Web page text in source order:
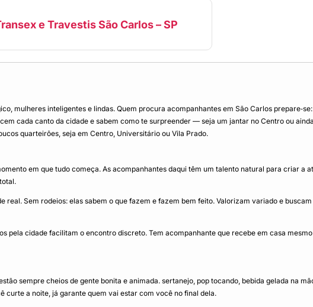
e Travestis São Carlos – SP
mulheres inteligentes e lindas. Quem procura acompanhantes em São Carlos
cada canto da cidade e sabem como te surpreender — seja um jantar no Centro ou
quarteirões, seja em Centro, Universitário ou Vila Prado.
em que tudo começa. As acompanhantes daqui têm um talento natural para criar a
Sem rodeios: elas sabem o que fazem e fazem bem feito. Valorizam variado e
pela cidade facilitam o encontro discreto. Tem acompanhante que recebe em casa
sempre cheios de gente bonita e animada. sertanejo, pop tocando, bebida gelada na
curte a noite, já garante quem vai estar com você no final dela.